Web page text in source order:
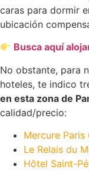
caras para dormir
ubicación
Busca aquí
No obstante, para
hoteles, te indico
en esta zona de
calidad/precio:
Mercure Paris
Le Relais du
Hôtel Saint-